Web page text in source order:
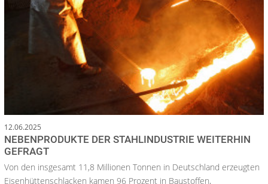
12.06.2025
NEBENPRODUKTE DER STAHLINDUSTRIE WEITERHIN
GEFRAGT
Von den insgesamt 11,8 Millionen Tonnen in Deutschland erzeugten
Eisenhüttenschlacken kamen 96 Prozent in Baustoffen,